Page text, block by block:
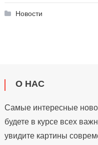
Новости
О НАС
Самые интересные
будете в курсе всех
увидите картины